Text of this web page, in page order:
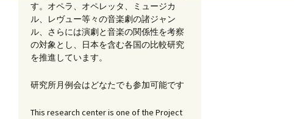
語、イタリア語による
オペラ研究文献講読」
書籍：『オペラ／音楽
劇研究の現在』
書籍：『オペラ／音楽
劇研究の最前線』
す。オペラ、オペレッタ、ミュージカ
ル、レヴュー等々の音楽劇の諸ジャン
ル、さらには演劇と音楽の関係性を考察
の対象とし、日本を含む各国の比較研究
を推進しています。
研究所月例会はどなたでも参加可能です
This research center is one of the Project